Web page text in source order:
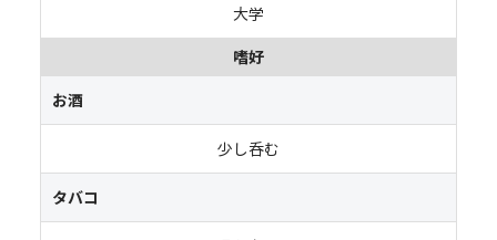
大学
嗜好
お酒
少し呑む
タバコ